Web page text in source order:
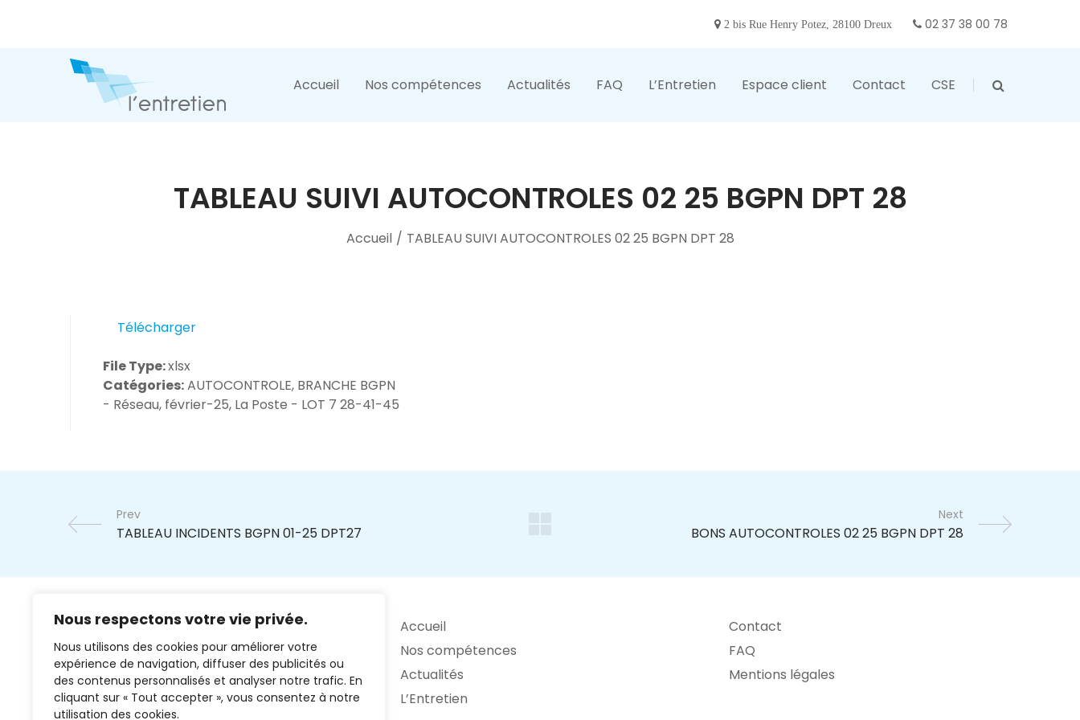
Nous respectons votre vie privée.
Nous utilisons des cookies pour améliorer votre
expérience de navigation, diffuser des publicités ou
des contenus personnalisés et analyser notre trafic. En
cliquant sur « Tout accepter », vous consentez à notre
utilisation des cookies.
2 bis Rue Henry Potez, 28100 Dreux 02 37 38 00 78
Accueil Nos compétences Actualités FAQ L’Entretien Espace client Contact CSE
TABLEAU SUIVI AUTOCONTROLES 02 25 BGPN DPT 28
Accueil / TABLEAU SUIVI AUTOCONTROLES 02 25 BGPN DPT 28
Télécharger
File Type:xlsx
Catégories:AUTOCONTROLE, BRANCHE BGPN
- Réseau, février-25, La Poste - LOT 7 28-41-45
Prev Next
02 37 38 00 78
Accueil
Nos compétences
Actualités
L’Entretien
Contact
FAQ
Mentions légales